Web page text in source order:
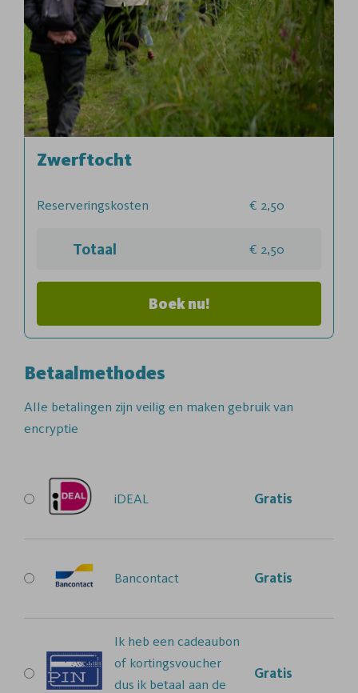
Zwerftocht
Reserveringskosten 2,50
Totaal 2,50
Boek nu!
Betaalmethodes
Alle betalingen zijn veilig en maken gebruik van
encryptie
iDEAL Gratis
Bancontact Gratis
Ik heb een cadeaubon
of kortingsvoucher
dus ik betaal aan de
Gratis